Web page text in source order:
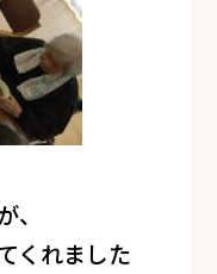
くれました